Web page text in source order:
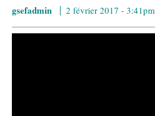
gsefadmin 2 février 2017 - 3:41pm